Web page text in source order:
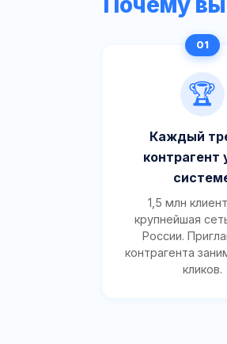
🏆
Каждый
контрагент
1,5 млн
крупнейшая
России.
контрагента
кликов.